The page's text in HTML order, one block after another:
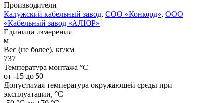
Производители
Калужский кабельный завод, ООО «Конкорд», ООО
«Кабельный завод «АЛЮР»
Единица измерения
м
Вес (не более), кг/км
737
Температура монтажа °C
от -15 до 50
Допустимая температура окружающей среды при
эксплуатации, °C